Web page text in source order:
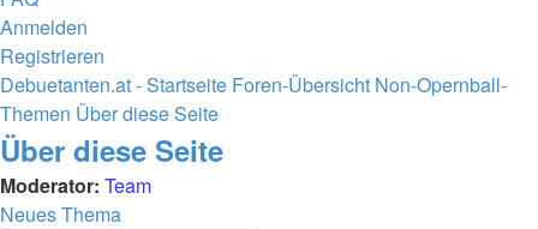
Anmelden
Registrieren
Debuetanten.at - Startseite Foren-Übersicht Non-Opernball-
Themen Über diese Seite
Suche
Über diese Seite
Moderator: Team
Neues Thema